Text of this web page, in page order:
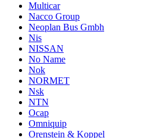
Multicar
Nacco Group
Neoplan Bus Gmbh
Nis
NISSAN
No Name
Nok
NORMET
Nsk
NTN
Ocap
Omniquip
Orenstein & Koppel